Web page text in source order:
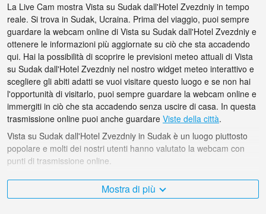
La Live Cam mostra Vista su Sudak dall'Hotel Zvezdniy in tempo
reale. Si trova in Sudak, Ucraina. Prima del viaggio, puoi sempre
guardare la webcam online di Vista su Sudak dall'Hotel Zvezdniy e
ottenere le informazioni più aggiornate su ciò che sta accadendo
qui. Hai la possibilità di scoprire le previsioni meteo attuali di Vista
su Sudak dall'Hotel Zvezdniy nel nostro widget meteo interattivo e
scegliere gli abiti adatti se vuoi visitare questo luogo e se non hai
l'opportunità di visitarlo, puoi sempre guardare la webcam online e
immergiti in ciò che sta accadendo senza uscire di casa. In questa
trasmissione online puoi anche guardare Viste della città.
Vista su Sudak dall'Hotel Zvezdniy in Sudak è un luogo piuttosto
popolare e molti dei nostri utenti hanno valutato la webcam con
punti di trasmissione online.
Il Ucraina è molto vario e ci sono moltissimi posti che mi
piacerebbe visitare, e Vista su Sudak dall'Hotel Zvezdniy in Sudak
Mostra di più